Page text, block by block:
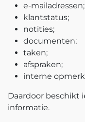
e-mailadressen;
klantstatus;
notities;
documenten;
taken;
afspraken;
interne
Daardoor beschikt
informatie.